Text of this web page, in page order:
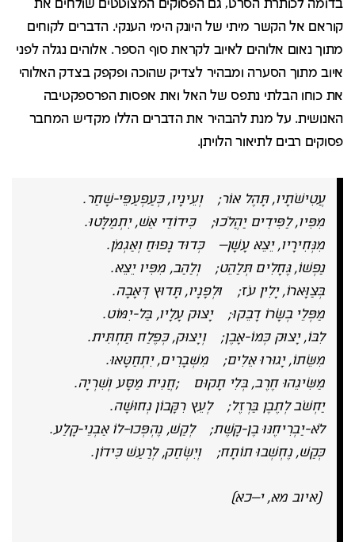
בדומה לכותרת הסרט, גם הפסוקים המצוטטים שולחים את
קוראם אל הקשר מיתי של היונק הימי הענקי. הדברים לקוחים
מתוך נאום אלוהים לאיוב לקראת סוף הספר. אלוהים נגלה לפני
איוב מתוך הסערה ומבהיר לצדיק שהוכה ופקפק בצדק האלוהי
את כוחו הבלתי נתפס של האל ואת אפסות הפרספקטיבה
האנושית. על מנת להבהיר את הדברים הללו מקדיש המחבר
פסוקים רבים לתיאור הלויתן.
עֲטִישֹׁתָיו, תָּהֶל אוֹר; וְעֵינָיו, כְּעַפְעַפֵּי-שָׁחַר.
מִפִּיו, לַפִּידִים יַהֲלֹכוּ; כִּידוֹדֵי אֵשׁ, יִתְמַלָּטוּ.
מִנְּחִירָיו, יֵצֵא עָשָׁן– כְּדוּד נָפוּחַ וְאַגְמֹן.
נַפְשׁוֹ, גֶּחָלִים תְּלַהֵט; וְלַהַב, מִפִּיו יֵצֵא.
בְּצַוָּארוֹ, יָלִין עֹז; וּלְפָנָיו, תָּדוּץ דְּאָבָה.
מַפְּלֵי בְשָׂרוֹ דָבֵקוּ; יָצוּק עָלָיו, בַּל-יִמּוֹט.
לִבּוֹ, יָצוּק כְּמוֹ-אָבֶן; וְיָצוּק, כְּפֶלַח תַּחְתִּית.
מִשֵּׂתוֹ, יָגוּרוּ אֵלִים; מִשְּׁבָרִים, יִתְחַטָּאוּ.
מַשִּׂיגֵהוּ חֶרֶב, בְּלִי תָקוּם ;חֲנִית מַסָּע וְשִׁרְיָה.
יַחְשֹׁב לְתֶבֶן בַּרְזֶל; לְעֵץ רִקָּבוֹן נְחוּשָׁה.
לֹא-יַבְרִיחֶנּוּ בֶן-קָשֶׁת; לְקַשׁ, נֶהְפְּכוּ-לוֹ אַבְנֵי-קָלַע.
כְּקַשׁ, נֶחְשְׁבוּ תוֹתָח; וְיִשְׂחַק, לְרַעַשׁ כִּידוֹן.
(איוב מא, י–כא)